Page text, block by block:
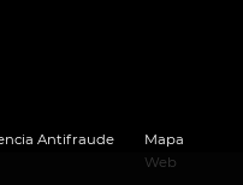
Antifraude
Mapa
Web